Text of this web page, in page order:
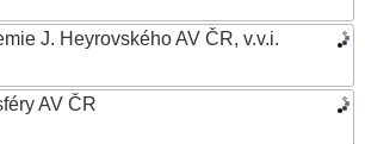
J. Heyrovského AV ČR, v.v.i.
AV ČR